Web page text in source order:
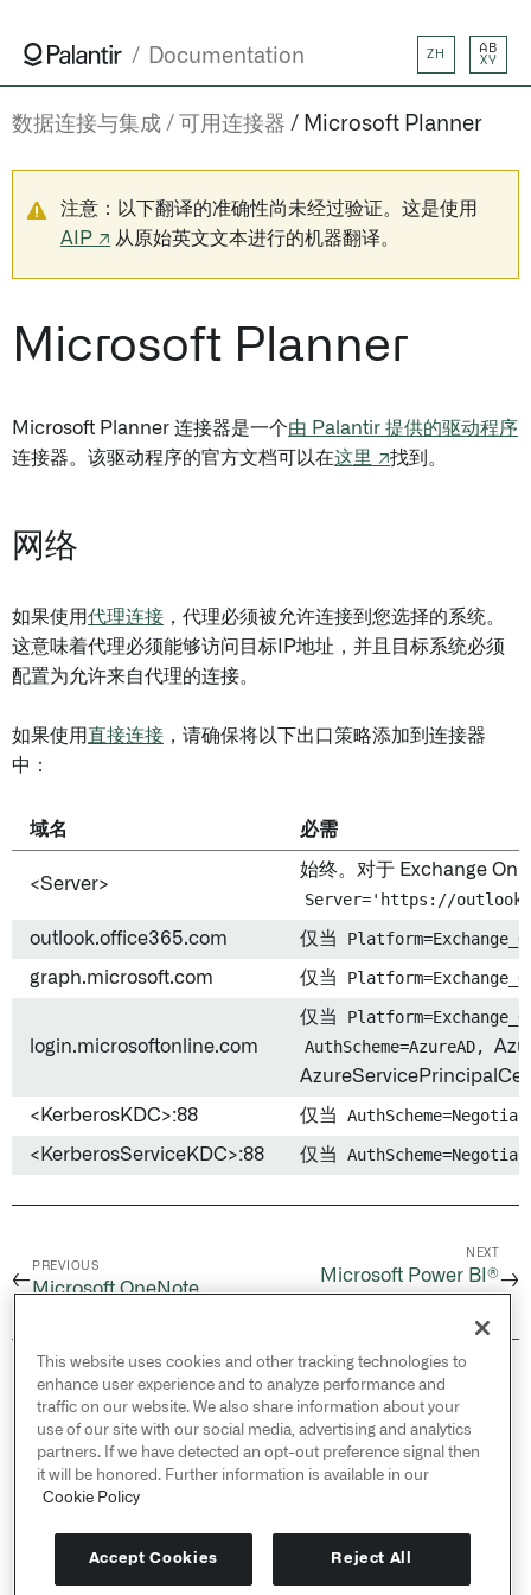
Documentation ZH
AB
XY
数据连接与集成 可用连接器 Microsoft Planner
注意：以下翻译的准确性尚未经过验证。这是使用
AIP ↗ 从原始英文文本进行的机器翻译。
Microsoft Planner
Microsoft Planner 连接器是一个由 Palantir 提供的驱动程序
连接器。该驱动程序的官方文档可以在这里 ↗找到。
网络
如果使用代理连接 ，代理必须被允许连接到您选择的系统。
这意味着代理必须能够访问目标IP地址，并且目标系统必须
配置为允许来自代理的连接。
如果使用 直接连接 ，请确保将以下出口策略添加到连接器
中：
域名 必需
<Server>
始终。对于 Exchange
Server='https://
outlook.office365.com 仅当
graph.microsoft.com 仅当
login.microsoftonline.com
仅当
AuthScheme=AzureAD,
<KerberosKDC>:88 仅当
<KerberosServiceKDC>:88 仅当
←
PREVIOUS
Microsoft OneNote
NEXT
Microsoft Power BI®→
© 2026 Palantir Technologies Inc. All rights
reserved.
Cookies Statement ↗
Privacy Statement ↗
Terms of Use ↗
Do Not Sell or Share My Personal Information
This website uses cookies and other tracking technologies to
enhance user experience and to analyze performance and
traffic on our website. We also share information about your
use of our site with our social media, advertising and analytics
partners. If we have detected an opt-out preference signal then
it will be honored. Further information is available in our
Cookie Policy
Accept Cookies Reject All